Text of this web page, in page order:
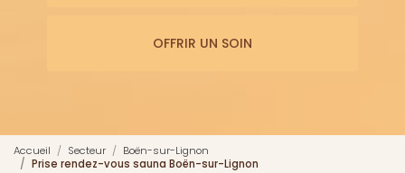
OFFRIR UN SOIN
Accueil Secteur
Boën-sur-Lignon
Prise rendez-vous sauna Boën-sur-Lignon